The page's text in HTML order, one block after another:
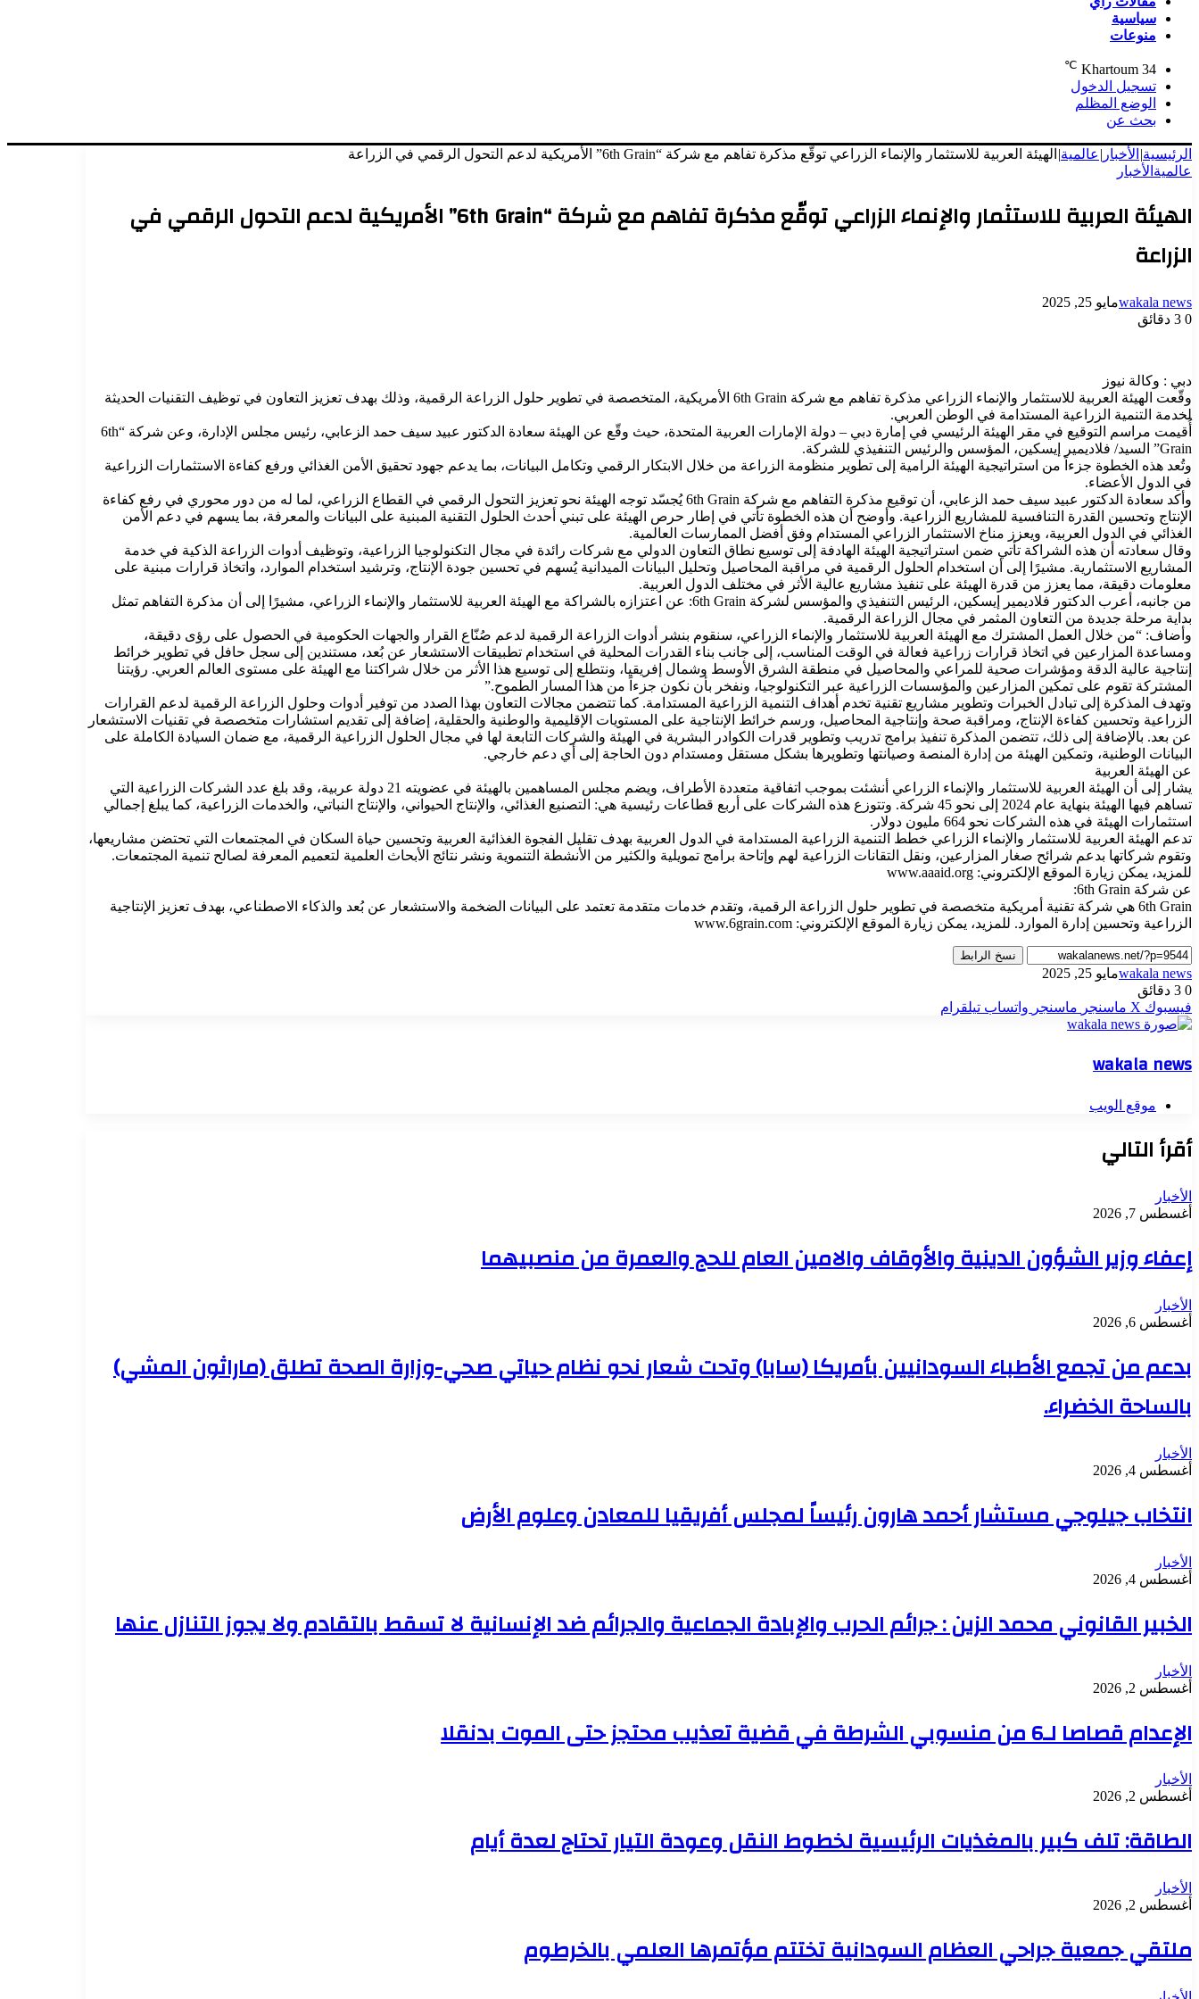
سياسية
منوعات
Khartoum 34
℃
تسجيل الدخول
الوضع المظلم
بحث عن
الرئيسية| الأخبار | عالمية| الهيئة العربية للاستثمار والإنماء الزراعي توقّع مذكرة تفاهم مع شركة “6th Grain” الأمريكية لدعم التحول الرقمي في الزراعة
عالمية الأخبار
الهيئة العربية للاستثمار والإنماء الزراعي توقّع مذكرة تفاهم مع شركة “6th Grain” الأمريكية لدعم التحول الرقمي في
الزراعة
wakala newsمايو 25, 2025
0
دبي : وكالة نيوز
وقّعت الهيئة العربية للاستثمار والإنماء الزراعي مذكرة تفاهم مع شركة 6th Grain الأمريكية، المتخصصة في تطوير حلول الزراعة الرقمية، وذلك بهدف تعزيز التعاون في توظيف التقنيات الحديثة
لخدمة التنمية الزراعية المستدامة في الوطن العربي.
أُقيمت مراسم التوقيع في مقر الهيئة الرئيسي في إمارة دبي – دولة الإمارات العربية المتحدة، حيث وقّع عن الهيئة سعادة الدكتور عبيد سيف حمد الزعابي، رئيس مجلس الإدارة، وعن شركة “6th
Grain” السيد/ فلاديمير إيسكين، المؤسس والرئيس التنفيذي للشركة.
وتُعد هذه الخطوة جزءاً من استراتيجية الهيئة الرامية إلى تطوير منظومة الزراعة من خلال الابتكار الرقمي وتكامل البيانات، بما يدعم جهود تحقيق الأمن الغذائي ورفع كفاءة الاستثمارات الزراعية
في الدول الأعضاء.
وأكد سعادة الدكتور عبيد سيف حمد الزعابي، أن توقيع مذكرة التفاهم مع شركة 6th Grain يُجسّد توجه الهيئة نحو تعزيز التحول الرقمي في القطاع الزراعي، لما له من دور محوري في رفع كفاءة
الإنتاج وتحسين القدرة التنافسية للمشاريع الزراعية. وأوضح أن هذه الخطوة تأتي في إطار حرص الهيئة على تبني أحدث الحلول التقنية المبنية على البيانات والمعرفة، بما يسهم في دعم الأمن
الغذائي في الدول العربية، ويعزز مناخ الاستثمار الزراعي المستدام وفق أفضل الممارسات العالمية.
وقال سعادته أن هذه الشراكة تأتي ضمن استراتيجية الهيئة الهادفة إلى توسيع نطاق التعاون الدولي مع شركات رائدة في مجال التكنولوجيا الزراعية، وتوظيف أدوات الزراعة الذكية في خدمة
المشاريع الاستثمارية. مشيرًا إلى أن استخدام الحلول الرقمية في مراقبة المحاصيل وتحليل البيانات الميدانية يُسهم في تحسين جودة الإنتاج، وترشيد استخدام الموارد، واتخاذ قرارات مبنية على
معلومات دقيقة، مما يعزز من قدرة الهيئة على تنفيذ مشاريع عالية الأثر في مختلف الدول العربية.
من جانبه، أعرب الدكتور فلاديمير إيسكين، الرئيس التنفيذي والمؤسس لشركة 6th Grain: عن اعتزازه بالشراكة مع الهيئة العربية للاستثمار والإنماء الزراعي، مشيرًا إلى أن مذكرة التفاهم تمثل
بداية مرحلة جديدة من التعاون المثمر في مجال الزراعة الرقمية.
وأضاف: “من خلال العمل المشترك مع الهيئة العربية للاستثمار والإنماء الزراعي، سنقوم بنشر أدوات الزراعة الرقمية لدعم صُنّاع القرار والجهات الحكومية في الحصول على رؤى دقيقة،
ومساعدة المزارعين في اتخاذ قرارات زراعية فعالة في الوقت المناسب، إلى جانب بناء القدرات المحلية في استخدام تطبيقات الاستشعار عن بُعد، مستندين إلى سجل حافل في تطوير خرائط
إنتاجية عالية الدقة ومؤشرات صحية للمراعي والمحاصيل في منطقة الشرق الأوسط وشمال إفريقيا، ونتطلع إلى توسيع هذا الأثر من خلال شراكتنا مع الهيئة على مستوى العالم العربي. رؤيتنا
المشتركة تقوم على تمكين المزارعين والمؤسسات الزراعية عبر التكنولوجيا، ونفخر بأن نكون جزءاً من هذا المسار الطموح.”
وتهدف المذكرة إلى تبادل الخبرات وتطوير مشاريع تقنية تخدم أهداف التنمية الزراعية المستدامة. كما تتضمن مجالات التعاون بهذا الصدد من توفير أدوات وحلول الزراعة الرقمية لدعم القرارات
الزراعية وتحسين كفاءة الإنتاج، ومراقبة صحة وإنتاجية المحاصيل، ورسم خرائط الإنتاجية على المستويات الإقليمية والوطنية والحقلية، إضافة إلى تقديم استشارات متخصصة في تقنيات الاستشعار
عن بعد. بالإضافة إلى ذلك، تتضمن المذكرة تنفيذ برامج تدريب وتطوير قدرات الكوادر البشرية في الهيئة والشركات التابعة لها في مجال الحلول الزراعية الرقمية، مع ضمان السيادة الكاملة على
البيانات الوطنية، وتمكين الهيئة من إدارة المنصة وصيانتها وتطويرها بشكل مستقل ومستدام دون الحاجة إلى أي دعم خارجي.
عن الهيئة العربية
يشار إلى أن الهيئة العربية للاستثمار والإنماء الزراعي أنشئت بموجب اتفاقية متعددة الأطراف، ويضم مجلس المساهمين بالهيئة في عضويته 21 دولة عربية، وقد بلغ عدد الشركات الزراعية التي
تساهم فيها الهيئة بنهاية عام 2024 إلى نحو 45 شركة. وتتوزع هذه الشركات على أربع قطاعات رئيسية هي: التصنيع الغذائي، والإنتاج الحيواني، والإنتاج النباتي، والخدمات الزراعية، كما يبلغ إجمالي
استثمارات الهيئة في هذه الشركات نحو 664 مليون دولار.
تدعم الهيئة العربية للاستثمار والإنماء الزراعي خطط التنمية الزراعية المستدامة في الدول العربية بهدف تقليل الفجوة الغذائية العربية وتحسين حياة السكان في المجتمعات التي تحتضن مشاريعها،
وتقوم شركاتها بدعم شرائح صغار المزارعين، ونقل التقانات الزراعية لهم وإتاحة برامج تمويلية والكثير من الأنشطة التنموية ونشر نتائج الأبحاث العلمية لتعميم المعرفة لصالح تنمية المجتمعات.
للمزيد، يمكن زيارة الموقع الإلكتروني: www.aaaid.org
عن شركة 6th Grain:
6th Grain هي شركة تقنية أمريكية متخصصة في تطوير حلول الزراعة الرقمية، وتقدم خدمات متقدمة تعتمد على البيانات الضخمة والاستشعار عن بُعد والذكاء الاصطناعي، بهدف تعزيز الإنتاجية
الزراعية وتحسين إدارة الموارد. للمزيد، يمكن زيارة الموقع الإلكتروني: www.6grain.com
نسخ الرابط
wakala newsمايو 25, 2025
0
فيسبوك ‫X ماسنجر ماسنجر واتساب تيلقرام
wakala news
موقع الويب
أقرأ التالي
الأخبار
أغسطس 7, 2026
إعفاء وزير الشؤون الدينية والأوقاف والامين العام للحج والعمرة من منصبيهما
الأخبار
أغسطس 6, 2026
بدعم من تجمع الأطباء السودانيين بأمريكا (سابا) وتحت شعار نحو نظام حياتي صحي-وزارة الصحة تطلق (ماراثون المشي)
بالساحة الخضراء.
الأخبار
أغسطس 4, 2026
انتخاب جيلوجي مستشار أحمد هارون رئيساً لمجلس أفريقيا للمعادن وعلوم الأرض
الأخبار
أغسطس 4, 2026
الخبير القانوني محمد الزين : جرائم الحرب والإبادة الجماعية والجرائم ضد الإنسانية لا تسقط بالتقادم ولا يجوز التنازل عنها
الأخبار
أغسطس 2, 2026
الإعدام قصاصا لـ6 من منسوبي الشرطة في قضية تعذيب محتجز حتى الموت بدنقلا
الأخبار
أغسطس 2, 2026
الطاقة: تلف كبير بالمغذيات الرئيسية لخطوط النقل وعودة التيار تحتاج لعدة أيام
الأخبار
أغسطس 2, 2026
ملتقي جمعية جراحي العظام السودانية تختتم مؤتمرها العلمي بالخرطوم